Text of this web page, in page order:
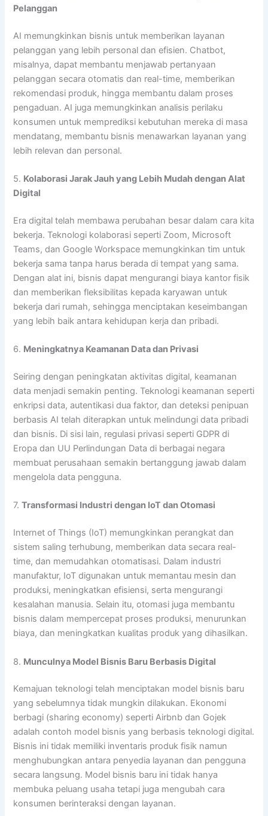
Pelanggan
AI memungkinkan bisnis untuk memberikan layanan
pelanggan yang lebih personal dan efisien. Chatbot,
misalnya, dapat membantu menjawab pertanyaan
pelanggan secara otomatis dan real-time, memberikan
rekomendasi produk, hingga membantu dalam proses
pengaduan. AI juga memungkinkan analisis perilaku
konsumen untuk memprediksi kebutuhan mereka di masa
mendatang, membantu bisnis menawarkan layanan yang
lebih relevan dan personal.
5. Kolaborasi Jarak Jauh yang Lebih Mudah dengan Alat
Digital
Era digital telah membawa perubahan besar dalam cara kita
bekerja. Teknologi kolaborasi seperti Zoom, Microsoft
Teams, dan Google Workspace memungkinkan tim untuk
bekerja sama tanpa harus berada di tempat yang sama.
Dengan alat ini, bisnis dapat mengurangi biaya kantor fisik
dan memberikan fleksibilitas kepada karyawan untuk
bekerja dari rumah, sehingga menciptakan keseimbangan
yang lebih baik antara kehidupan kerja dan pribadi.
6. Meningkatnya Keamanan Data dan Privasi
Seiring dengan peningkatan aktivitas digital, keamanan
data menjadi semakin penting. Teknologi keamanan seperti
enkripsi data, autentikasi dua faktor, dan deteksi penipuan
berbasis AI telah diterapkan untuk melindungi data pribadi
dan bisnis. Di sisi lain, regulasi privasi seperti GDPR di
Eropa dan UU Perlindungan Data di berbagai negara
membuat perusahaan semakin bertanggung jawab dalam
mengelola data pengguna.
7.Transformasi Industri dengan IoT dan Otomasi
Internet of Things (IoT) memungkinkan perangkat dan
sistem saling terhubung, memberikan data secara real-
time, dan memudahkan otomatisasi. Dalam industri
manufaktur, IoT digunakan untuk memantau mesin dan
produksi, meningkatkan efisiensi, serta mengurangi
kesalahan manusia. Selain itu, otomasi juga membantu
bisnis dalam mempercepat proses produksi, menurunkan
biaya, dan meningkatkan kualitas produk yang dihasilkan.
8. Munculnya Model Bisnis Baru Berbasis Digital
Kemajuan teknologi telah menciptakan model bisnis baru
yang sebelumnya tidak mungkin dilakukan. Ekonomi
berbagi (sharing economy) seperti Airbnb dan Gojek
adalah contoh model bisnis yang berbasis teknologi digital.
Bisnis ini tidak memiliki inventaris produk fisik namun
menghubungkan antara penyedia layanan dan pengguna
secara langsung. Model bisnis baru ini tidak hanya
membuka peluang usaha tetapi juga mengubah cara
konsumen berinteraksi dengan layanan.